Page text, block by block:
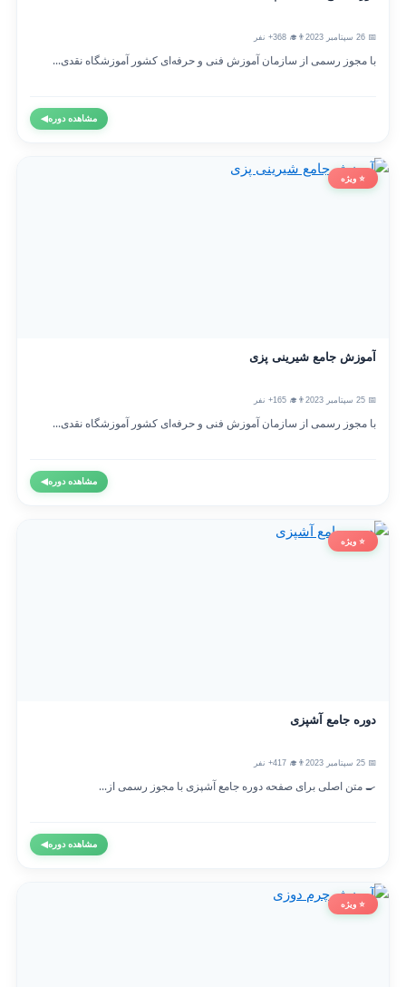
👨‍🎓 368+ نفر
با مجوز رسمی از سازمان آموزش فنی و حرفه‌ای کشور آموزشگاه نقدی...
مشاهده دوره◀
⭐ ویژه
آموزش جامع شیرینی پزی
👨‍🎓 165+ نفر
با مجوز رسمی از سازمان آموزش فنی و حرفه‌ای کشور آموزشگاه نقدی...
مشاهده دوره◀
⭐ ویژه
دوره جامع آشپزی
👨‍🎓 417+ نفر
🍳 متن اصلی برای صفحه دوره جامع آشپزی با مجوز رسمی از...
مشاهده دوره◀
⭐ ویژه